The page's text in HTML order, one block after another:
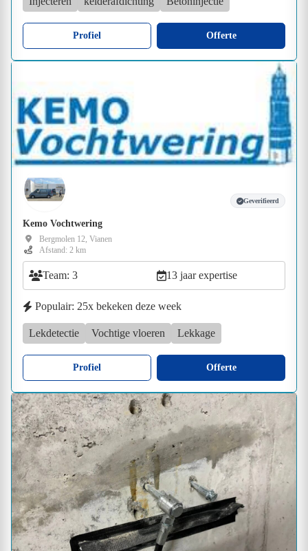
Profiel Offerte
Geverifieerd
Kemo Vochtwering
Bergmolen 12, Vianen
Afstand: 2 km
Team: 3 13 jaar expertise
Populair: 25x bekeken deze week
Lekdetectie Vochtige vloeren Lekkage
Profiel Offerte